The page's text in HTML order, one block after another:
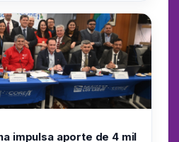
impulsa aporte de 4 mil